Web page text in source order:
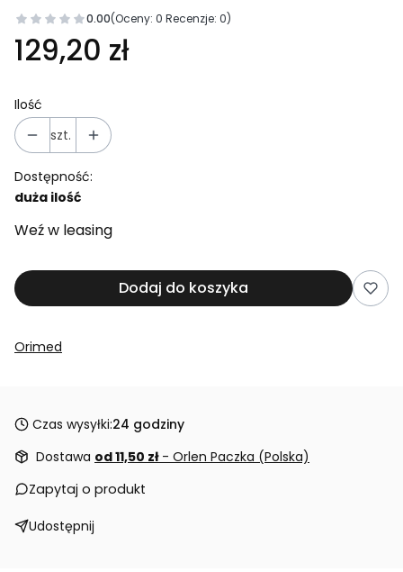
0.00(Oceny: 0 Recenzje: 0)
129,20 zł
Ilość
szt.
Dostępność:
duża ilość
Weź w leasing
Dodaj do koszyka
Orimed
Czas wysyłki:24 godziny
Dostawa od 11,50 zł - Orlen Paczka (Polska)
Zapytaj o produkt
Udostępnij